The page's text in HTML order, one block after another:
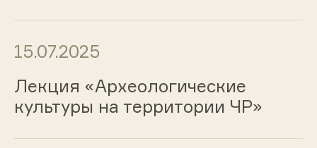
15.07.2025
Лекция «Археологические
культуры на территории ЧР»